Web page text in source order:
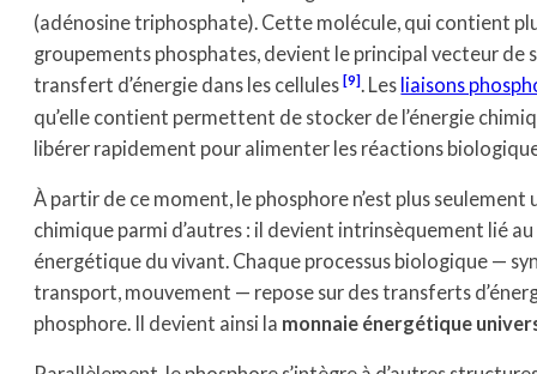
(adénosine triphosphate). Cette molécule, qui contient
groupements phosphates, devient le principal vecteur de
transfert d’énergie dans les cellules 9 . Les liaisons
qu’elle contient permettent de stocker de l’énergie
libérer rapidement pour alimenter les réactions
À partir de ce moment, le phosphore n’est plus seulement
chimique parmi d’autres : il devient intrinsèquement lié
énergétique du vivant. Chaque processus biologique —
transport, mouvement — repose sur des transferts
phosphore. Il devient ainsi la monnaie énergétique